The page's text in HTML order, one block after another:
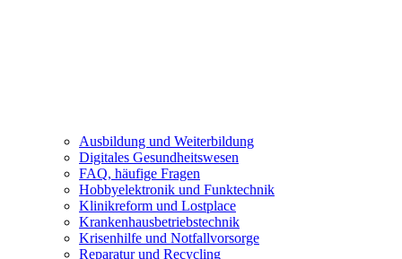
Ausbildung und Weiterbildung
Digitales Gesundheitswesen
FAQ, häufige Fragen
Hobbyelektronik und Funktechnik
Klinikreform und Lostplace
Krankenhausbetriebstechnik
Krisenhilfe und Notfallvorsorge
Reparatur und Recycling